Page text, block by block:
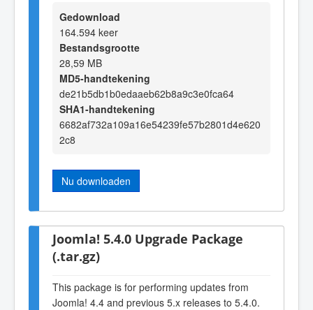
Gedownload
164.594 keer
Bestandsgrootte
28,59 MB
MD5-handtekening
de21b5db1b0edaaeb62b8a9c3e0fca64
SHA1-handtekening
6682af732a109a16e54239fe57b2801d4e620
2c8
Nu downloaden
Joomla! 5.4.0 Upgrade Package
(.tar.gz)
This package is for performing updates from
Joomla! 4.4 and previous 5.x releases to 5.4.0.